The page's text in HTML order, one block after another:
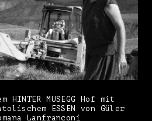
HINTER MUSEGG Hof mit
ESSEN von Güler
Lanfranconi